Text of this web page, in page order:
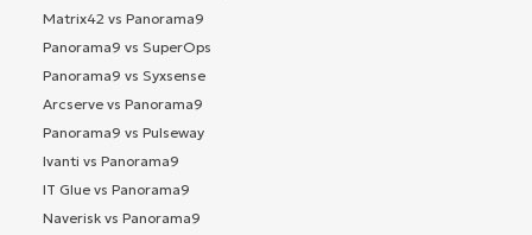
Matrix42 vs Panorama9
Panorama9 vs SuperOps
Panorama9 vs Syxsense
Arcserve vs Panorama9
Panorama9 vs Pulseway
Ivanti vs Panorama9
IT Glue vs Panorama9
Naverisk vs Panorama9